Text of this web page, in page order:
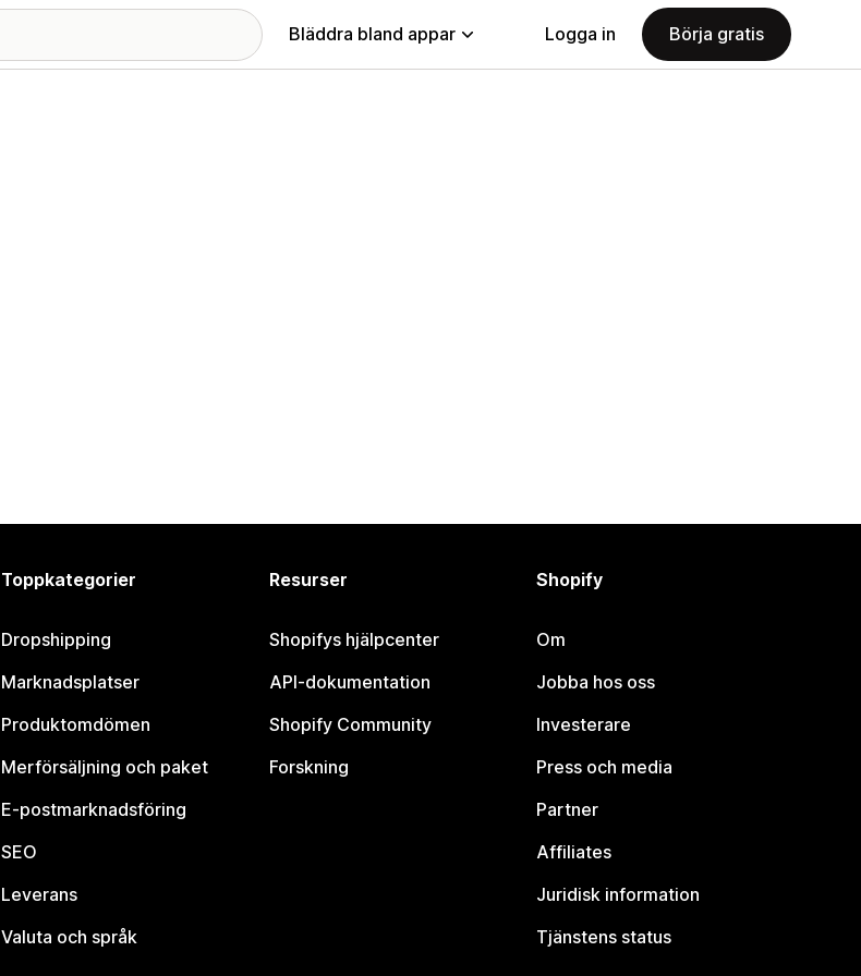
Bläddra bland appar Logga in Börja gratis
Toppkategorier
Dropshipping
Marknadsplatser
Produktomdömen
Merförsäljning och paket
E-postmarknadsföring
SEO
Leverans
Valuta och språk
Resurser
Shopifys hjälpcenter
API-dokumentation
Shopify Community
Forskning
Shopify
Om
Jobba hos oss
Investerare
Press och media
Partner
Affiliates
Juridisk information
Tjänstens status